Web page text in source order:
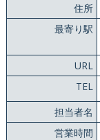
住所
最寄り駅
URL
TEL
担当者名
営業時間